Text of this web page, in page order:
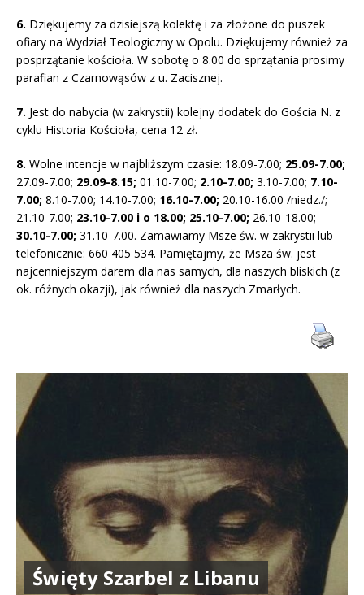
6. Dziękujemy za dzisiejszą kolektę i za złożone do puszek
ofiary na Wydział Teologiczny w Opolu. Dziękujemy również za
posprzątanie kościoła. W sobotę o 8.00 do sprzątania prosimy
parafian z Czarnowąsów z u. Zacisznej.
7. Jest do nabycia (w zakrystii) kolejny dodatek do Gościa N. z
cyklu Historia Kościoła, cena 12 zł.
8. Wolne intencje w najbliższym czasie: 18.09-7.00; 25.09-7.00;
27.09-7.00; 29.09-8.15; 01.10-7.00; 2.10-7.00; 3.10-7.00; 7.10-
7.00; 8.10-7.00; 14.10-7.00; 16.10-7.00; 20.10-16.00 /niedz./;
21.10-7.00; 23.10-7.00 i o 18.00; 25.10-7.00; 26.10-18.00;
30.10-7.00; 31.10-7.00. Zamawiamy Msze św. w zakrystii lub
telefonicznie: 660 405 534. Pamiętajmy, że Msza św. jest
najcenniejszym darem dla nas samych, dla naszych bliskich (z
ok. różnych okazji), jak również dla naszych Zmarłych.
Święty Szarbel z Libanu